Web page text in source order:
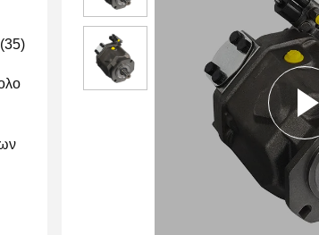
(35)